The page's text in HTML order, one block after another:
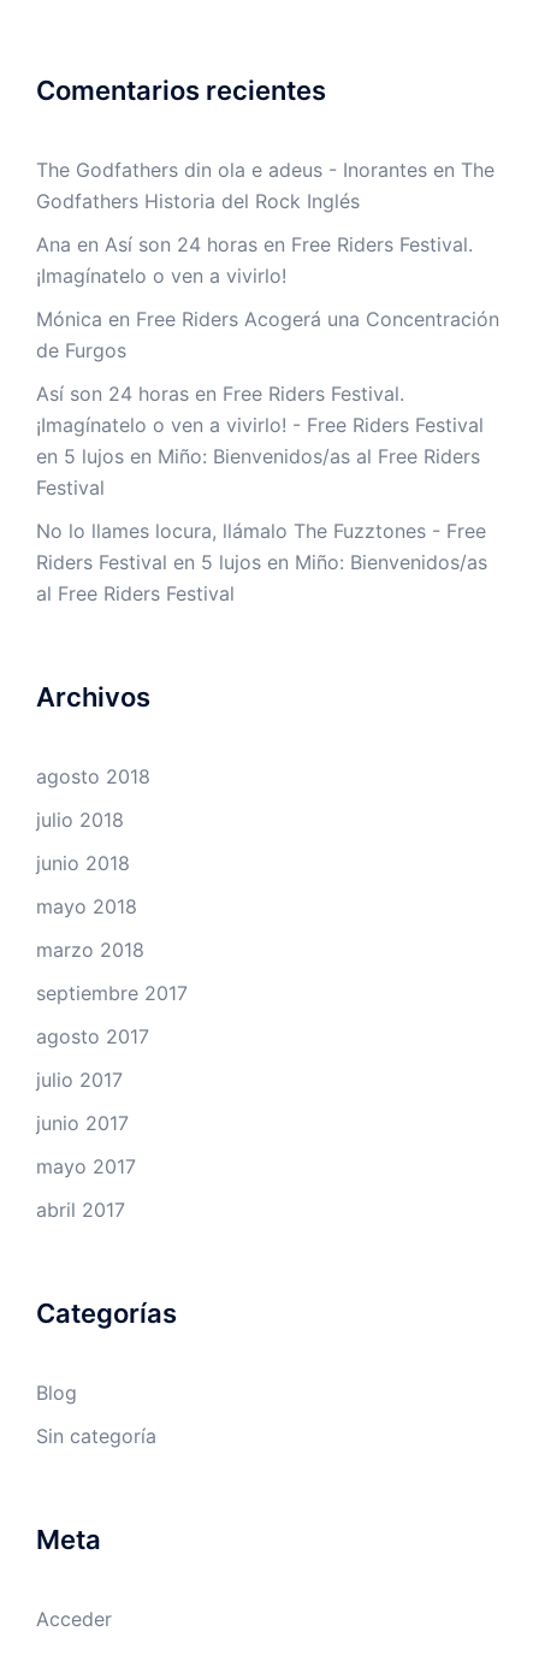
Comentarios recientes
The Godfathers din ola e adeus - Inorantes en The
Godfathers Historia del Rock Inglés
Ana en Así son 24 horas en Free Riders Festival.
¡Imagínatelo o ven a vivirlo!
Mónica en Free Riders Acogerá una Concentración
de Furgos
Así son 24 horas en Free Riders Festival.
¡Imagínatelo o ven a vivirlo! - Free Riders Festival
en 5 lujos en Miño: Bienvenidos/as al Free Riders
Festival
No lo llames locura, llámalo The Fuzztones - Free
Riders Festival en 5 lujos en Miño: Bienvenidos/as
al Free Riders Festival
Archivos
agosto 2018
julio 2018
junio 2018
mayo 2018
marzo 2018
septiembre 2017
agosto 2017
julio 2017
junio 2017
mayo 2017
abril 2017
Categorías
Blog
Sin categoría
Meta
Acceder